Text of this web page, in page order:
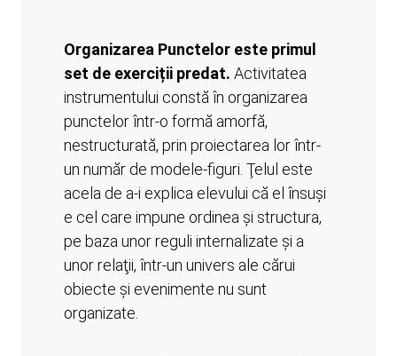
Organizarea Punctelor este primul
set de exerciții predat. Activitatea
instrumentului constă în organizarea
punctelor într-o formă amorfă,
nestructurată, prin proiectarea lor într-
un număr de modele-figuri. Ţelul este
acela de a-i explica elevului că el însuşi
e cel care impune ordinea şi structura,
pe baza unor reguli internalizate şi a
unor relaţii, într-un univers ale cărui
obiecte şi evenimente nu sunt
organizate.